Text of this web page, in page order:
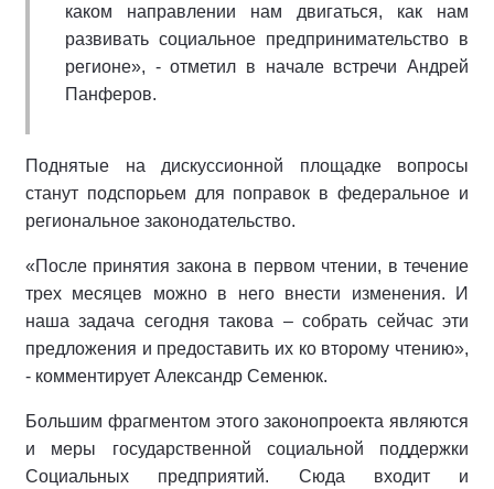
каком направлении нам двигаться, как нам
развивать социальное предпринимательство в
регионе», - отметил в начале встречи Андрей
Панферов.
Поднятые на дискуссионной площадке вопросы
станут подспорьем для поправок в федеральное и
региональное законодательство.
«После принятия закона в первом чтении, в течение
трех месяцев можно в него внести изменения. И
наша задача сегодня такова – собрать сейчас эти
предложения и предоставить их ко второму чтению»,
- комментирует Александр Семенюк.
Большим фрагментом этого законопроекта являются
и меры государственной социальной поддержки
Социальных предприятий. Сюда входит и